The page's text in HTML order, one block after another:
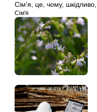
Сім'я, це, чому, шкідливо,
Сім'я